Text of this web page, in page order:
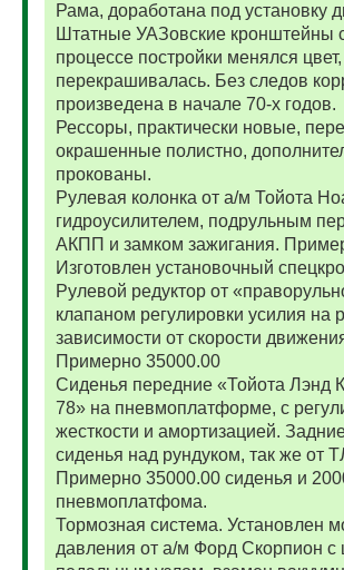
Рама, доработана под установку
Штатные УАЗовские кронштейны
процессе постройки менялся
перекрашивалась. Без следов
произведена в начале 70-х годов.
Рессоры, практически новые,
окрашенные полистно,
прокованы.
Рулевая колонка от а/м Тойота
гидроусилителем, подрульным
АКПП и замком зажигания.
Изготовлен установочный
Рулевой редуктор от
клапаном регулировки усилия на
зависимости от скорости
Примерно 35000.00
Сиденья передние «Тойота Лэнд
78» на пневмоплатформе, с
жесткости и амортизацией.
сиденья над рундуком, так же от
Примерно 35000.00 сиденья и
пневмоплатфома.
Тормозная система. Установлен
давления от а/м Форд Скорпион